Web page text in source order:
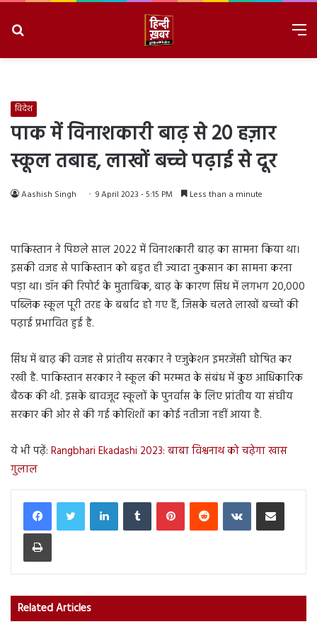
विदेश
पाक में विनाशकारी बाढ़ से 20 हज़ार
स्कूल तबाह, लाखों बच्चे पढ़ाई से दूर
Aashish Singh 9 April 2023 - 5:15 PM Less than a minute
पाकिस्तान ने पिछले साल 2022 में विनाशकारी बाढ़ का सामना किया था।
इसकी वजह से पाकिस्तान को बहुत ही ज्यादा नुकसान का सामना करना
पड़ा था। डॉन की रिपोर्ट के मुताबिक, बाढ़ के कारण सिंध में लगभग 20,000
पब्लिक स्कूल पूरी तरह के बर्बाद हो गए हैं, जिसके चलते लाखों बच्चों की
पढ़ाई प्रभावित हुई है.
सिंध में बाढ़ की वजह से प्रांतीय सरकार ने एजुकेशन इमरजेंसी घोषित कर
रखी है. पाकिस्तान सरकार ने स्कूल की मरम्मत के संबंध में कुछ आधिकारिक
बैठक की थी. इसके बावजूद स्कूलों के पुनर्वास के लिए प्रांतीय या संघीय
सरकार की ओर से की गई कोशिशों का कोई नतीजा नहीं आया है.
ये भी पढ़ें: Rangbhari Ekadashi 2023: बाबा विश्वनाथ को चढ़ेगा खास
गुलाल
LinkedInTumblr PinterestReddit VKontakteShare via Email
Print
Related Articles